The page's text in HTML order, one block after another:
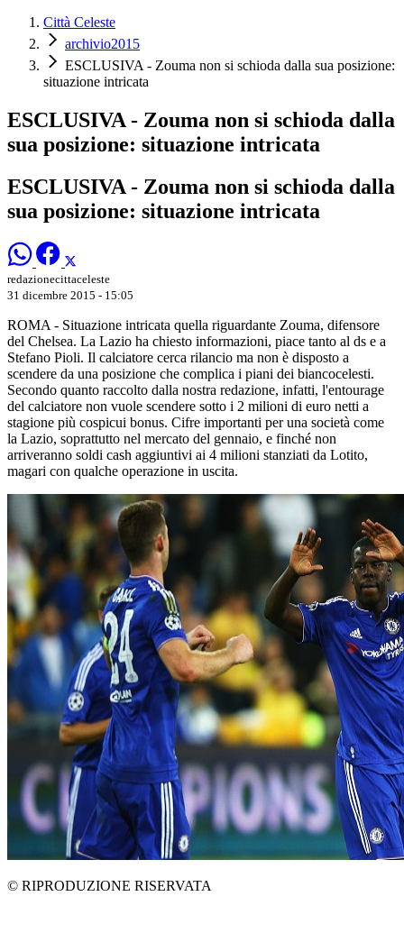
Città Celeste
archivio2015
ESCLUSIVA - Zouma non si schioda dalla sua posizione:
situazione intricata
ESCLUSIVA - Zouma non si schioda dalla
sua posizione: situazione intricata
ESCLUSIVA - Zouma non si schioda dalla
sua posizione: situazione intricata
redazionecittaceleste
31 dicembre 2015 - 15:05
ROMA - Situazione intricata quella riguardante Zouma, difensore
del Chelsea. La Lazio ha chiesto informazioni, piace tanto al ds e a
Stefano Pioli. Il calciatore cerca rilancio ma non è disposto a
scendere da una posizione che complica i piani dei biancocelesti.
Secondo quanto raccolto dalla nostra redazione, infatti, l'entourage
del calciatore non vuole scendere sotto i 2 milioni di euro netti a
stagione più cospicui bonus. Cifre importanti per una società come
la Lazio, soprattutto nel mercato del gennaio, e finché non
arriveranno soldi cash aggiuntivi ai 4 milioni stanziati da Lotito,
magari con qualche operazione in uscita.
© RIPRODUZIONE RISERVATA